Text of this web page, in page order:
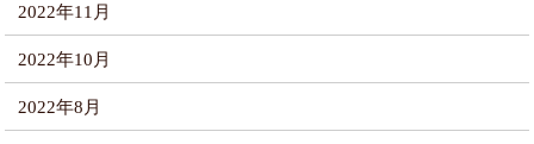
2022年11月
2022年10月
2022年8月